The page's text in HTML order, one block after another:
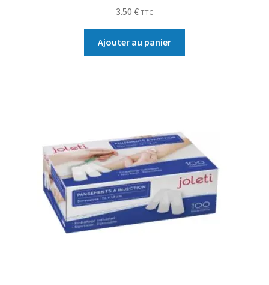
3.50 € TTC
Ajouter au panier